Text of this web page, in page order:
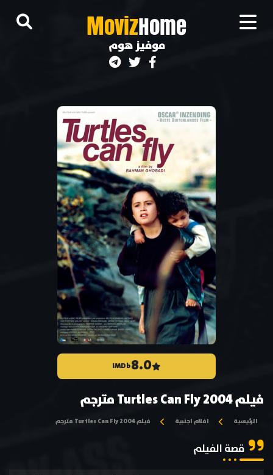
MovizHome
موفيز هوم
8.0
IMDb
فيلم Turtles Can Fly 2004 مترجم
الرئيسية افلام اجنبية فيلم Turtles Can Fly 2004 مترجم
قصة الفيلم